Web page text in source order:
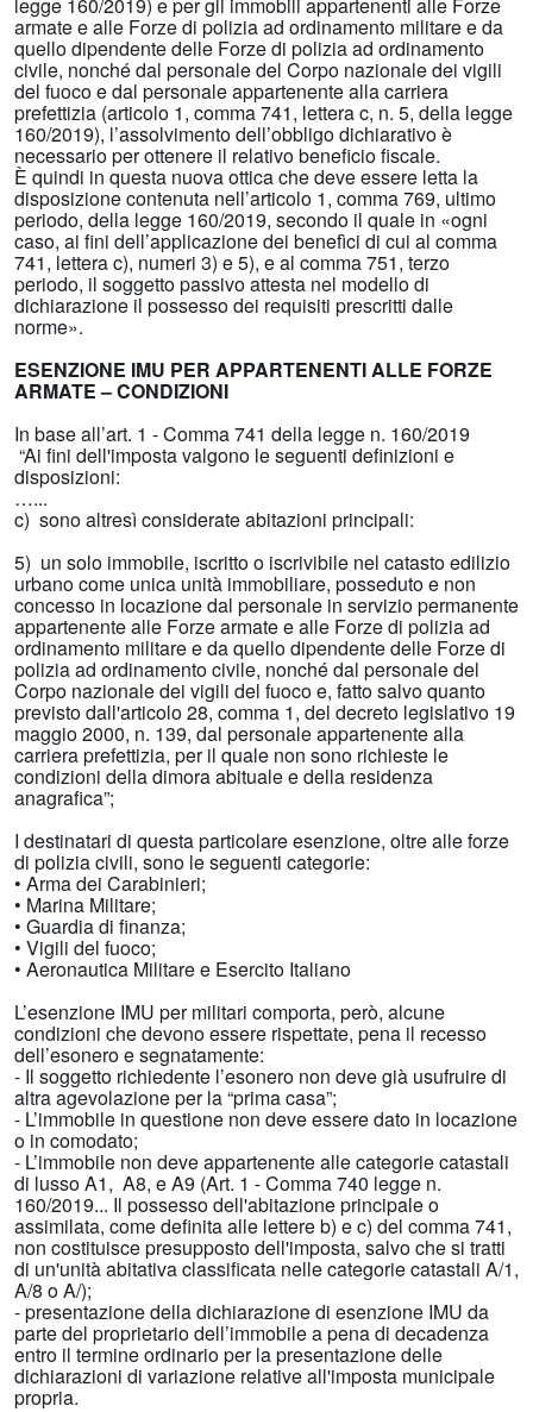
armate e alle Forze di polizia ad ordinamento militare e da
quello dipendente delle Forze di polizia ad ordinamento
civile, nonché dal personale del Corpo nazionale dei vigili
del fuoco e dal personale appartenente alla carriera
prefettizia (articolo 1, comma 741, lettera c, n. 5, della legge
160/2019), l’assolvimento dell’obbligo dichiarativo è
necessario per ottenere il relativo beneficio fiscale.
È quindi in questa nuova ottica che deve essere letta la
disposizione contenuta nell’articolo 1, comma 769, ultimo
periodo, della legge 160/2019, secondo il quale in «ogni
caso, ai fini dell’applicazione dei benefìci di cui al comma
741, lettera c), numeri 3) e 5), e al comma 751, terzo
periodo, il soggetto passivo attesta nel modello di
dichiarazione il possesso dei requisiti prescritti dalle
norme».
ESENZIONE IMU PER APPARTENENTI ALLE FORZE
ARMATE – CONDIZIONI
In base all’art. 1 - Comma 741 della legge n. 160/2019
“Ai fini dell'imposta valgono le seguenti definizioni e
disposizioni:
…...
c) sono altresì considerate abitazioni principali:
5) un solo immobile, iscritto o iscrivibile nel catasto edilizio
urbano come unica unità immobiliare, posseduto e non
concesso in locazione dal personale in servizio permanente
appartenente alle Forze armate e alle Forze di polizia ad
ordinamento militare e da quello dipendente delle Forze di
polizia ad ordinamento civile, nonché dal personale del
Corpo nazionale dei vigili del fuoco e, fatto salvo quanto
previsto dall'articolo 28, comma 1, del decreto legislativo 19
maggio 2000, n. 139, dal personale appartenente alla
carriera prefettizia, per il quale non sono richieste le
condizioni della dimora abituale e della residenza
anagrafica”;
I destinatari di questa particolare esenzione, oltre alle forze
di polizia civili, sono le seguenti categorie:
• Arma dei Carabinieri;
• Marina Militare;
• Guardia di finanza;
• Vigili del fuoco;
• Aeronautica Militare e Esercito Italiano
L’esenzione IMU per militari comporta, però, alcune
condizioni che devono essere rispettate, pena il recesso
dell’esonero e segnatamente:
- Il soggetto richiedente l’esonero non deve già usufruire di
altra agevolazione per la “prima casa”;
- L’immobile in questione non deve essere dato in locazione
o in comodato;
- L’immobile non deve appartenente alle categorie catastali
di lusso A1, A8, e A9 (Art. 1 - Comma 740 legge n.
160/2019... Il possesso dell'abitazione principale o
assimilata, come definita alle lettere b) e c) del comma 741,
non costituisce presupposto dell'imposta, salvo che si tratti
di un'unità abitativa classificata nelle categorie catastali A/1,
A/8 o A/);
- presentazione della dichiarazione di esenzione IMU da
parte del proprietario dell’immobile a pena di decadenza
entro il termine ordinario per la presentazione delle
dichiarazioni di variazione relative all'imposta municipale
propria.